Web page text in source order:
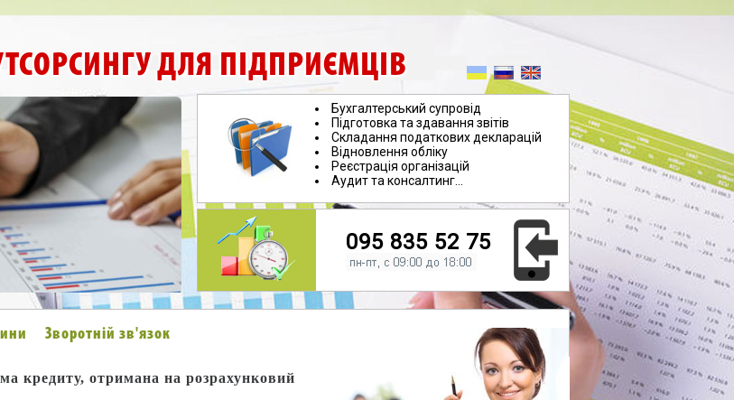
ДЛЯ ПІДПРИЄМЦІВ
Бухгалтерський супровід
Підготовка та здавання звітів
Складання податкових декларацій
Відновлення обліку
Реєстрація організацій
Аудит та консалтинг...
095 835 52 75
Зворотній зв'язок
кредиту, отримана на розрахунковий